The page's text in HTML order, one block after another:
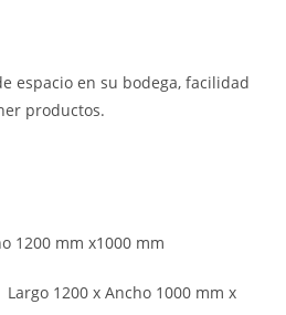
espacio en su bodega, facilidad
productos.
1200 mm x1000 mm
1200 x Ancho 1000 mm x